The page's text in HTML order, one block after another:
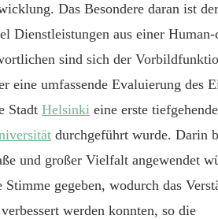
Das Besondere daran ist
Dienstleistungen aus einer Human-
sind sich der
eine umfassende Evaluierung des
Stadt Helsinki eine erste tiefgehende
durchgeführt wurde. Darin
und großer Vielfalt angewendet
gegeben, wodurch das
werden konnten, so die